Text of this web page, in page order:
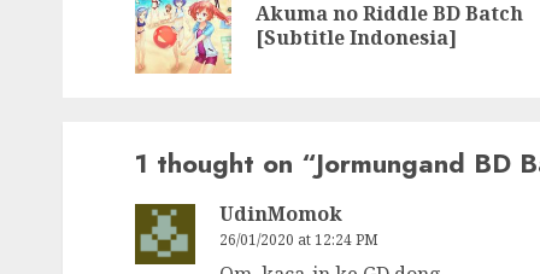
Akuma no Riddle BD Batch
[Subtitle Indonesia]
1 thought on “Jormungand BD
UdinMomok
26/01/2020 at 12:24 PM